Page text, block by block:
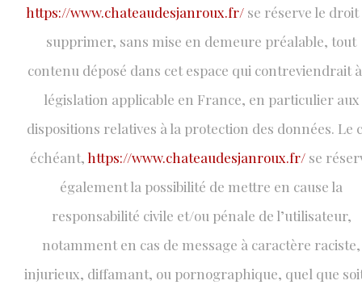
https://www.chateaudesjanroux.fr/se réserve le droit
supprimer, sans mise en demeure préalable, tout
contenu déposé dans cet espace qui contreviendrait
législation applicable en France, en particulier aux
dispositions relatives à la protection des données. Le
échéant,https://www.chateaudesjanroux.fr/se
également la possibilité de mettre en cause la
responsabilité civile et/ou pénale de l’utilisateur,
notamment en cas de message à caractère raciste,
injurieux, diffamant, ou pornographique, quel que